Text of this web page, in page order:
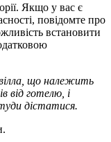
Якщо у вас є
повідомте про
встановити
що належить
від готелю, і
дістатися.